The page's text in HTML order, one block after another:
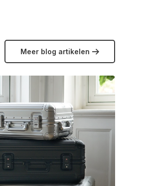
Meer blog artikelen